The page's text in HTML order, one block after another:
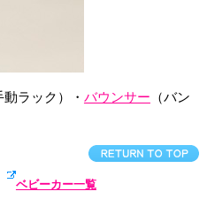
動ラック）・ バウンサー （バン
ベビーカー一覧